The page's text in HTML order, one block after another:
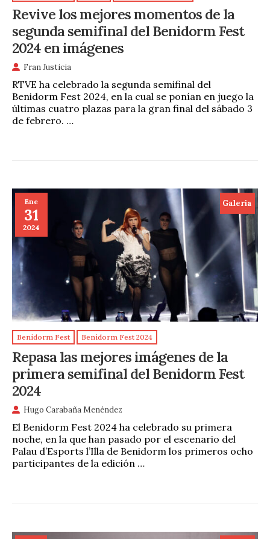
Revive los mejores momentos de la
segunda semifinal del Benidorm Fest
2024 en imágenes
Fran Justicia
RTVE ha celebrado la segunda semifinal del
Benidorm Fest 2024, en la cual se ponían en juego la
últimas cuatro plazas para la gran final del sábado 3
de febrero. …
Ene
31
2024
Galeria
Benidorm Fest Benidorm Fest 2024
Repasa las mejores imágenes de la
primera semifinal del Benidorm Fest
2024
Hugo Carabaña Menéndez
El Benidorm Fest 2024 ha celebrado su primera
noche, en la que han pasado por el escenario del
Palau d’Esports l’Illa de Benidorm los primeros ocho
participantes de la edición …